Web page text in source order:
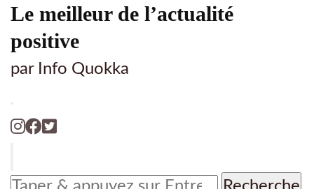
Le meilleur de l’actualité
positive
par Info Quokka
Vous